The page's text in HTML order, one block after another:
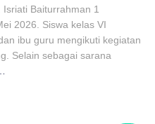
Baiturrahman 1
2026. Siswa kelas VI
ibu guru mengikuti kegiatan
Selain sebagai sarana